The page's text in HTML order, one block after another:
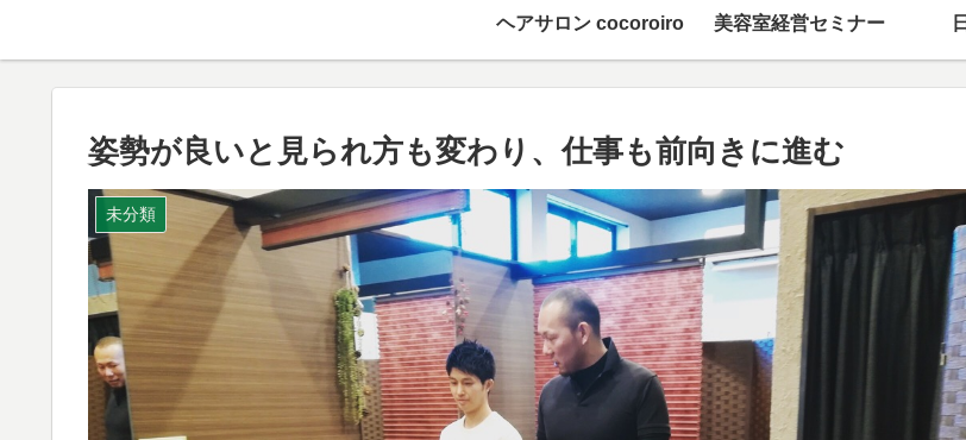
ヘアサロン cocoroiro 美容室経営セミナー
姿勢が良いと見られ方も変わり、仕事も前向きに進む
未分類